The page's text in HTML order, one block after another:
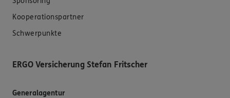
Kooperationspartner
Schwerpunkte
ERGO Versicherung Stefan Fritscher
Generalagentur